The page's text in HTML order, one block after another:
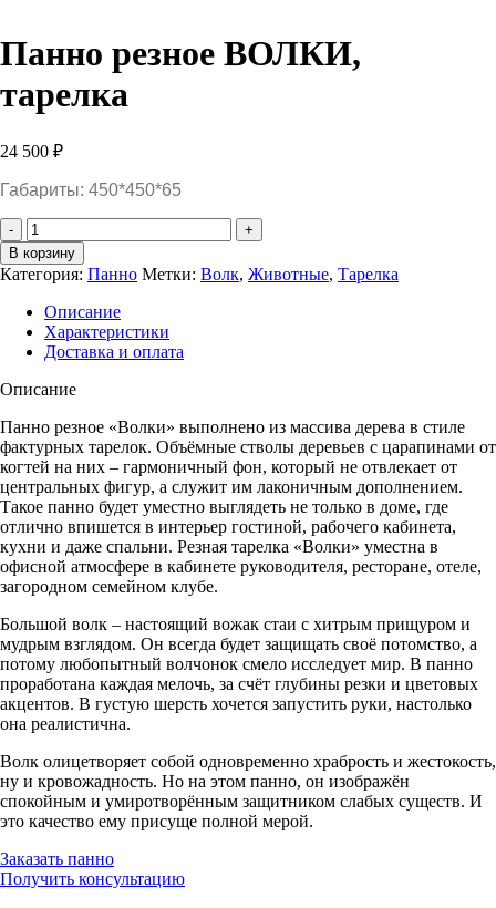
Панно резное ВОЛКИ,
тарелка
24 500 ₽
Габариты: 450*450*65
Количество
Панно
резное
ВОЛКИ,
тарелка
В корзину
Категория: Панно Метки: Волк, Животные, Тарелка
Описание
Характеристики
Доставка и оплата
Описание
Панно резное «Волки» выполнено из массива дерева в стиле
фактурных тарелок. Объёмные стволы деревьев с царапинами от
когтей на них – гармоничный фон, который не отвлекает от
центральных фигур, а служит им лаконичным дополнением.
Такое панно будет уместно выглядеть не только в доме, где
отлично впишется в интерьер гостиной, рабочего кабинета,
кухни и даже спальни. Резная тарелка «Волки» уместна в
офисной атмосфере в кабинете руководителя, ресторане, отеле,
загородном семейном клубе.
Большой волк – настоящий вожак стаи с хитрым прищуром и
мудрым взглядом. Он всегда будет защищать своё потомство, а
потому любопытный волчонок смело исследует мир. В панно
проработана каждая мелочь, за счёт глубины резки и цветовых
акцентов. В густую шерсть хочется запустить руки, настолько
она реалистична.
Волк олицетворяет собой одновременно храбрость и жестокость,
ну и кровожадность. Но на этом панно, он изображён
спокойным и умиротворённым защитником слабых существ. И
это качество ему присуще полной мерой.
Заказать панно
Получить консультацию